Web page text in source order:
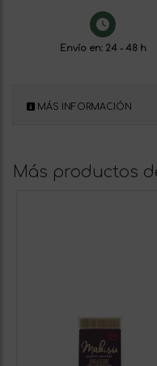
Envío en: 24 - 48 h
MÁS INFORMACIÓN
Más productos